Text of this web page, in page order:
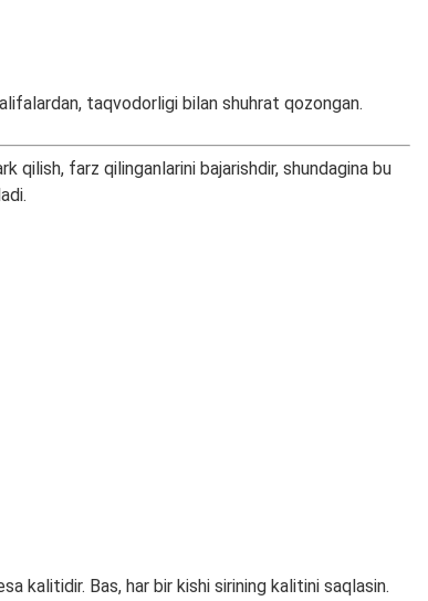
taqvodorligi bilan shuhrat qozongan.
qilish, farz qilinganlarini bajarishdir, shundagina bu
kalitidir. Bas, har bir kishi sirining kalitini saqlasin.